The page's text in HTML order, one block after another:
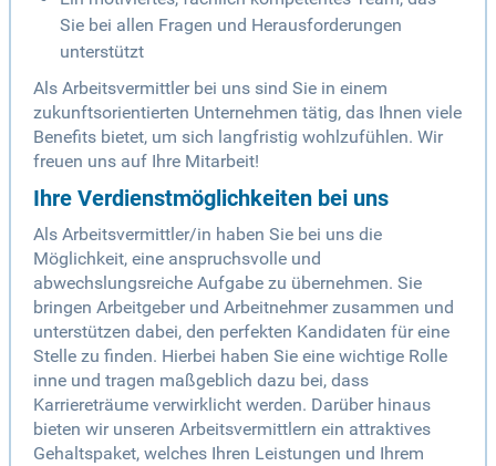
Sie bei allen Fragen und Herausforderungen
unterstützt
Als Arbeitsvermittler bei uns sind Sie in einem
zukunftsorientierten Unternehmen tätig, das Ihnen viele
Benefits bietet, um sich langfristig wohlzufühlen. Wir
freuen uns auf Ihre Mitarbeit!
Ihre Verdienstmöglichkeiten bei uns
Als Arbeitsvermittler/in haben Sie bei uns die
Möglichkeit, eine anspruchsvolle und
abwechslungsreiche Aufgabe zu übernehmen. Sie
bringen Arbeitgeber und Arbeitnehmer zusammen und
unterstützen dabei, den perfekten Kandidaten für eine
Stelle zu finden. Hierbei haben Sie eine wichtige Rolle
inne und tragen maßgeblich dazu bei, dass
Karriereträume verwirklicht werden. Darüber hinaus
bieten wir unseren Arbeitsvermittlern ein attraktives
Gehaltspaket, welches Ihren Leistungen und Ihrem